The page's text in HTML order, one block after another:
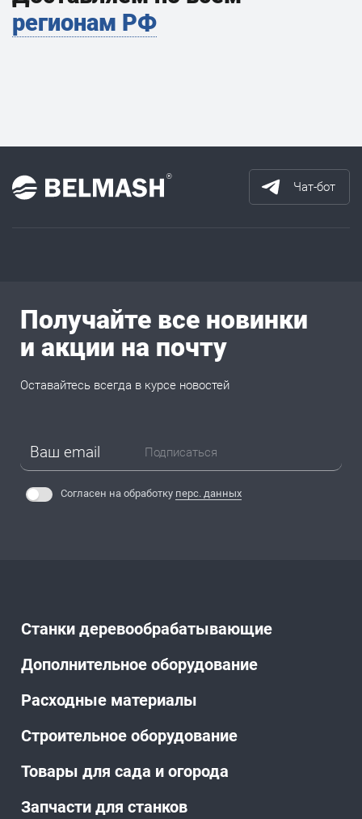
регионам РФ
Чат-бот
Станки деревообрабатывающие
Дополнительное оборудование
Расходные материалы
Строительное оборудование
Товары для сада и огорода
Запчасти для станков
Получайте все новинки
и акции на почту
Оставайтесь всегда в курсе новостей
Подписаться
Согласен на обработку перс. данных